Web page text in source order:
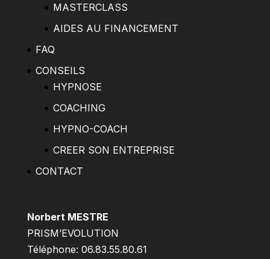
MASTERCLASS
AIDES AU FINANCEMENT
FAQ
CONSEILS
HYPNOSE
COACHING
HYPNO-COACH
CREER SON ENTREPRISE
CONTACT
Norbert MESTRE
PRISM’EVOLUTION
Téléphone: 06.83.55.80.61